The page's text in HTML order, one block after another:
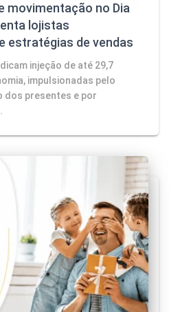
movimentação no Dia
lojistas
estratégias de vendas
injeção de até 29,7
impulsionadas pelo
dos presentes e por